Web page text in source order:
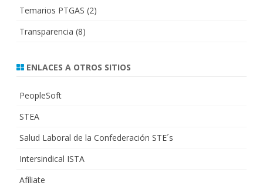
Temarios PTGAS (2)
Transparencia (8)
ENLACES A OTROS SITIOS
PeopleSoft
STEA
Salud Laboral de la Confederación STE´s
Intersindical ISTA
Afíliate